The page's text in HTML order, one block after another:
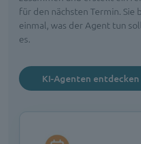
für den nächsten Termin. Sie
einmal, was der Agent tun
es.
KI-Agenten entdecken